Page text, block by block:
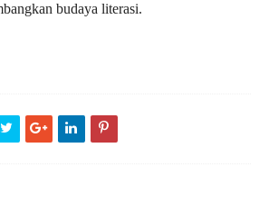
budaya literasi.